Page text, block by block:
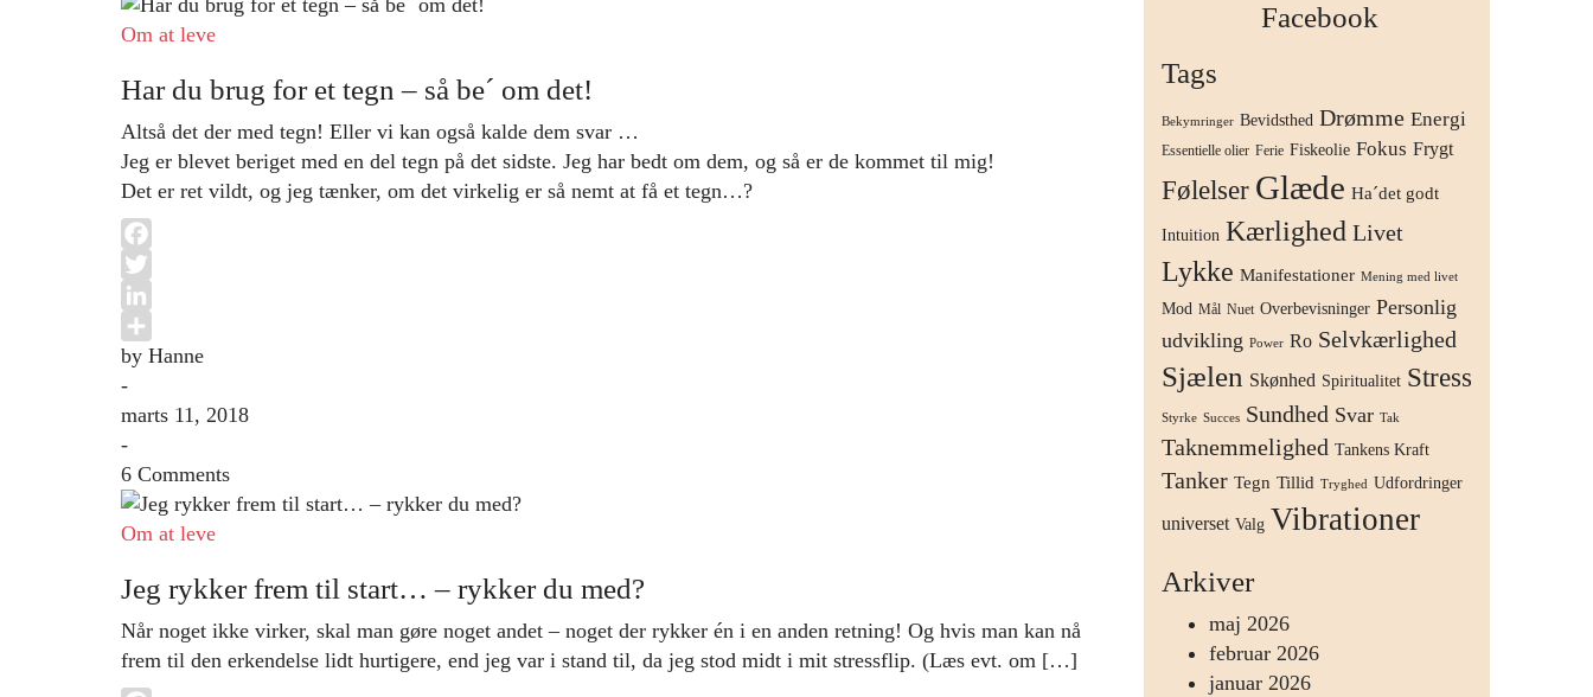
Om at leve
Har du brug for et tegn – så be´ om det!
Altså det der med tegn! Eller vi kan også kalde dem svar …
Jeg er blevet beriget med en del tegn på det sidste. Jeg har bedt om dem, og så er de kommet til mig!
Det er ret vildt, og jeg tænker, om det virkelig er så nemt at få et tegn…?
Facebook
Twitter
LinkedIn
Share
by Hanne
-
marts 11, 2018
-
6 Comments
Om at leve
Jeg rykker frem til start… – rykker du med?
Når noget ikke virker, skal man gøre noget andet – noget der rykker én i en anden retning! Og hvis man kan nå
frem til den erkendelse lidt hurtigere, end jeg var i stand til, da jeg stod midt i mit stressflip. (Læs evt. om […]
Facebook
Tags
Bekymringer Bevidsthed Drømme Energi
Essentielle olier Ferie Fiskeolie Fokus Frygt
Følelser Glæde Ha´det godt
Intuition Kærlighed Livet
Lykke Manifestationer Mening med livet
Mod Mål Nuet Overbevisninger Personlig
udvikling Power Ro Selvkærlighed
Sjælen Skønhed Spiritualitet Stress
Styrke Succes Sundhed Svar Tak
Taknemmelighed Tankens Kraft
Tanker Tegn Tillid Tryghed Udfordringer
universet Valg Vibrationer
Arkiver
maj 2026
februar 2026
januar 2026